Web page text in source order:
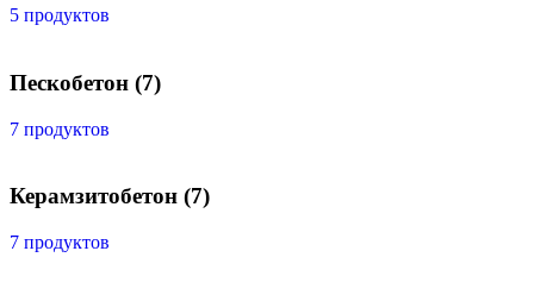
5 продуктов
Пескобетон (7)
7 продуктов
Керамзитобетон (7)
7 продуктов